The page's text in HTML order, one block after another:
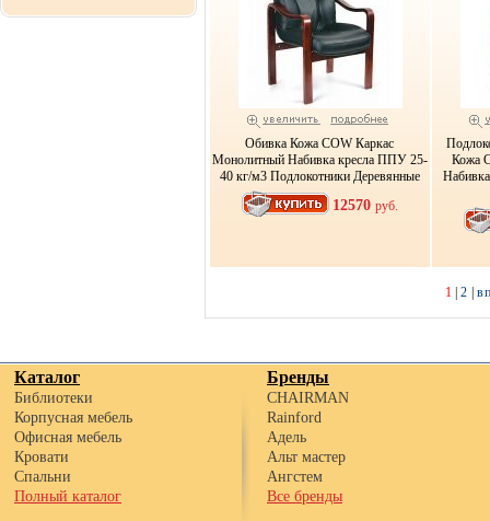
Обивка Кожа COW Каркас
Монолитный Набивка кресла ППУ 25-
40 кг/м3 Подлокотники Деревянные
12570 руб.
Кожа
1 2
Каталог
Библиотеки
Корпусная мебель
Офисная мебель
Кровати
Спальни
Полный каталог
Бренды
CHAIRMAN
Rainford
Адель
Альт мастер
Ангстем
Все бренды